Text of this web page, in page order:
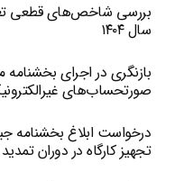
بررسی شاخص‌های قطعی
سال ۱۴۰۴
بازنگری در اجرای
صورتحساب‌های
درخواست ابلاغ بخشنامه
تجهیز کارگاه در دوران